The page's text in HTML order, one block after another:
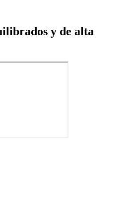
y de alta